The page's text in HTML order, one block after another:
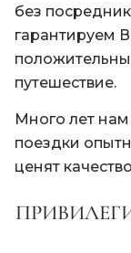
без
гарантируем
путешествие.
Много лет
поездки
ценят